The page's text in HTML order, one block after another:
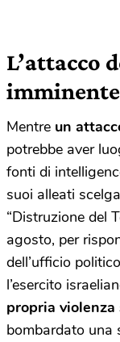
L’attacco
imminente
Mentre un
potrebbe aver
fonti di
suoi alleati
“Distruzione del
agosto, per
dell’ufficio
l’esercito
propria violenza
bombardato una